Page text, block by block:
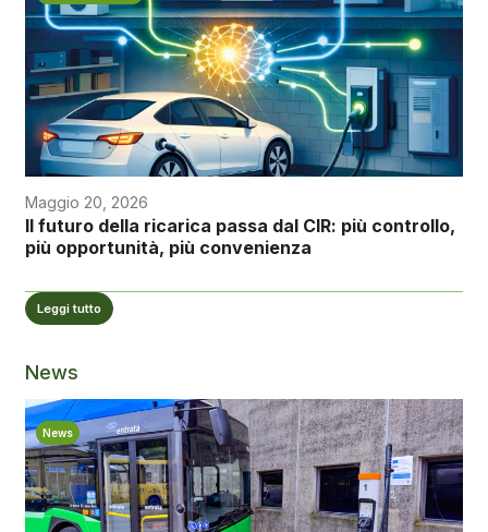
Maggio 20, 2026
Il futuro della ricarica passa dal CIR: più controllo,
più opportunità, più convenienza
Leggi tutto
News
News